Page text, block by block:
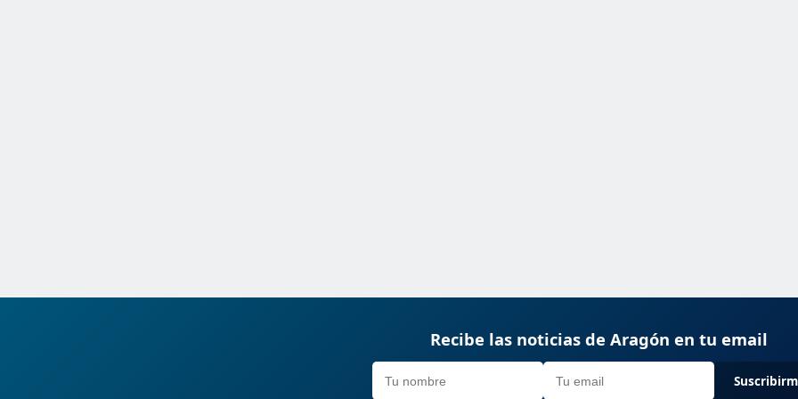
Recibe las noticias de Aragón en tu email